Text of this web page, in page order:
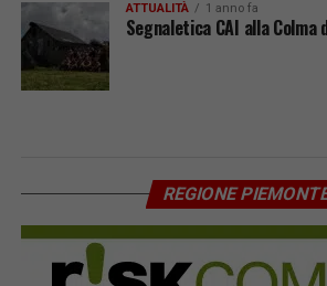
ATTUALITÀ 1 anno fa
Segnaletica CAI alla Colma
REGIONE